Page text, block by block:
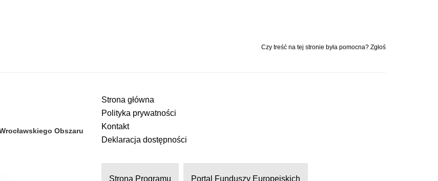
Czy treść na tej stronie była pomocna? Zgłoś
Obszaru
Strona główna
Polityka prywatności
Kontakt
Deklaracja dostępności
Strona Programu Portal Funduszy Europejskich